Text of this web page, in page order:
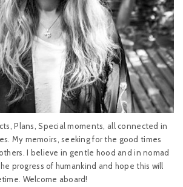
Plans, Special moments, all connected in
My memoirs, seeking for the good times
I believe in gentle hood and in nomad
progress of humankind and hope this will
Welcome aboard!